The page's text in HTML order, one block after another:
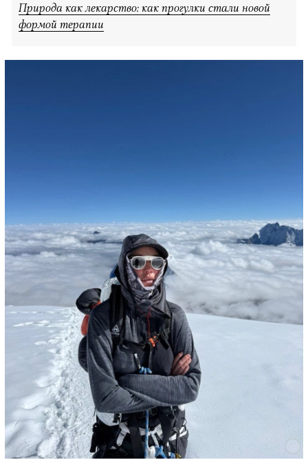
Природа как лекарство: как прогулки стали новой
формой терапии